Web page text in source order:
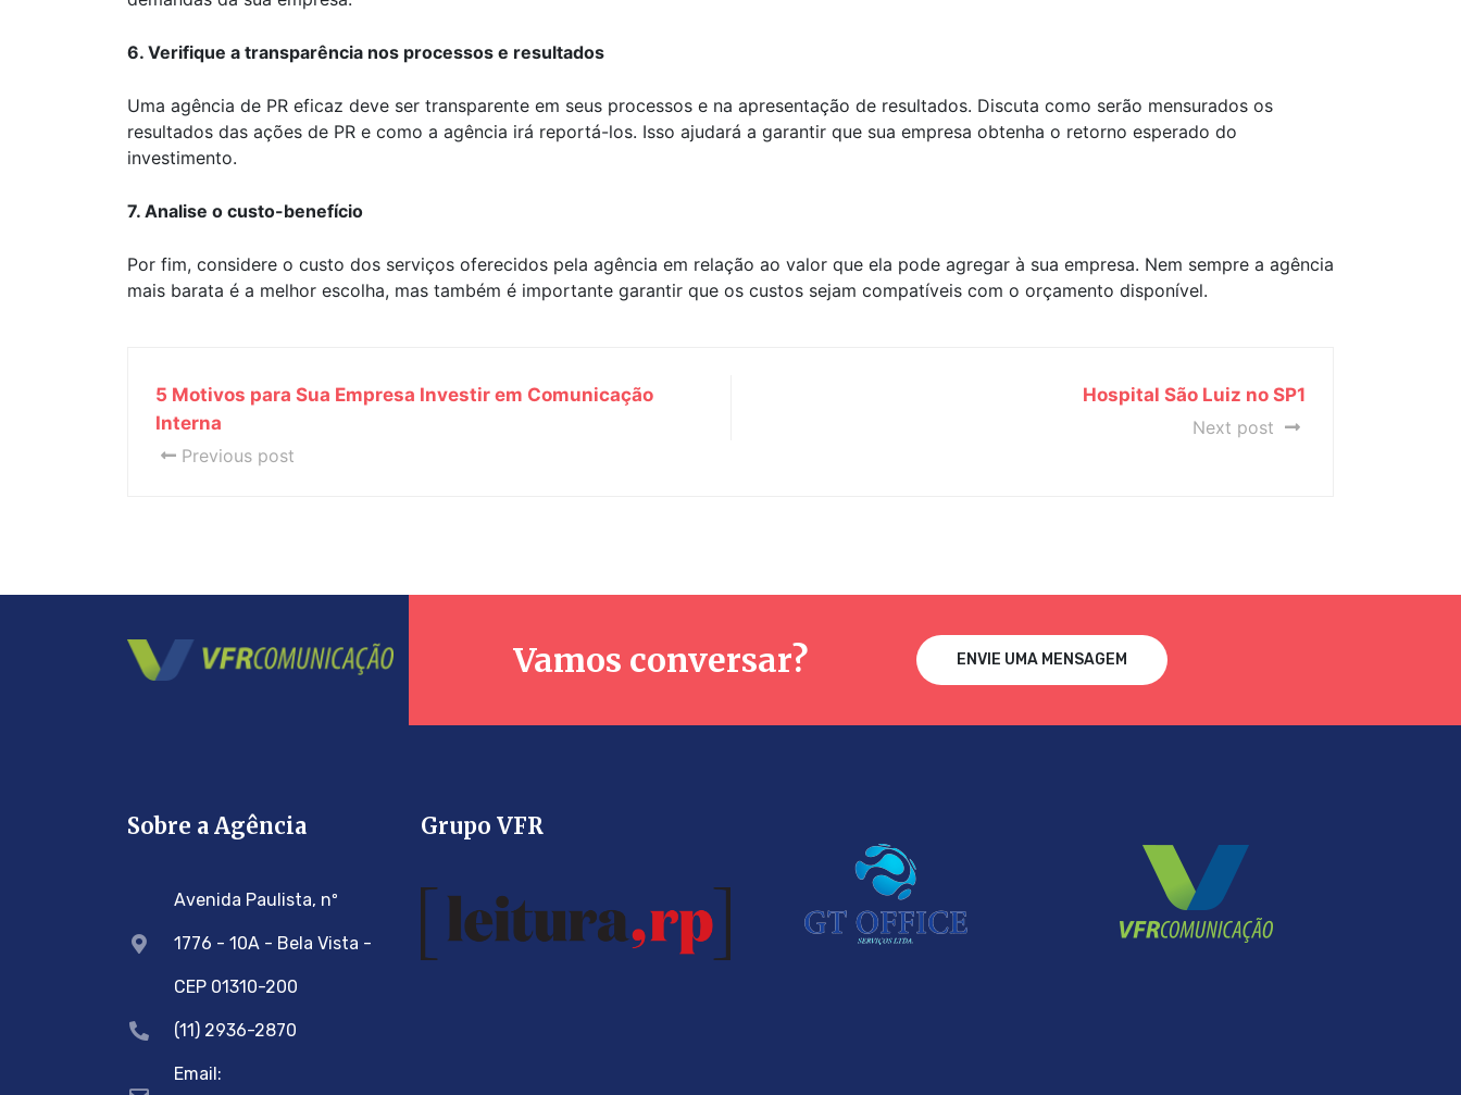
6. Verifique a transparência nos processos e resultados
Uma agência de PR eficaz deve ser transparente em seus processos e na apresentação de resultados. Discuta como serão mensurados os
resultados das ações de PR e como a agência irá reportá-los. Isso ajudará a garantir que sua empresa obtenha o retorno esperado do
investimento.
7. Analise o custo-benefício
Por fim, considere o custo dos serviços oferecidos pela agência em relação ao valor que ela pode agregar à sua empresa. Nem sempre a agência
mais barata é a melhor escolha, mas também é importante garantir que os custos sejam compatíveis com o orçamento disponível.
5 Motivos para Sua Empresa Investir em Comunicação
Interna
Previous post
Hospital São Luiz no SP1
Next post
Vamos conversar? ENVIE UMA MENSAGEM
Sobre a Agência
Avenida Paulista, nº
1776 - 10A - Bela Vista -
CEP 01310-200
(11) 2936-2870
Email:
Grupo VFR